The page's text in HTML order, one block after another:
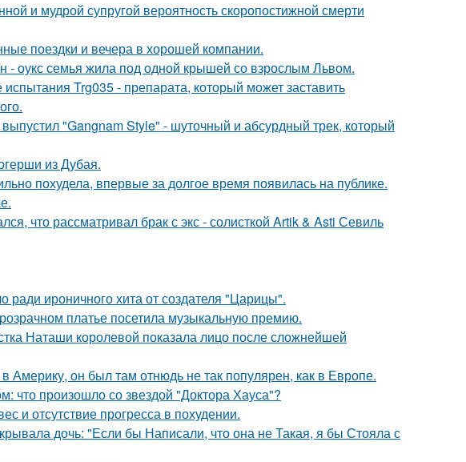
и мудрой супругой вероятность скоропостижной смерти
поездки и вечера в хорошей компании.
оукс семья жила под одной крышей со взрослым Львом.
Trg035 - препарата, который может заставить
"Gangnam Style" - шуточный и абсурдный трек, который
из Дубая.
похудела, впервые за долгое время появилась на публике.
что рассматривал брак с экс - солисткой Artik & Asti Севиль
ради ироничного хита от создателя "Царицы".
платье посетила музыкальную премию.
Наташи королевой показала лицо после сложнейшей
Америку, он был там отнюдь не так популярен, как в Европе.
что произошло со звездой "Доктора Хауса"?
и отсутствие прогресса в похудении.
дочь: "Если бы Написали, что она не Такая, я бы Стояла с